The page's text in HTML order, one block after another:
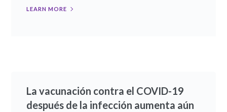
LEARN MORE
La vacunación contra el COVID-19
después de la infección aumenta aún